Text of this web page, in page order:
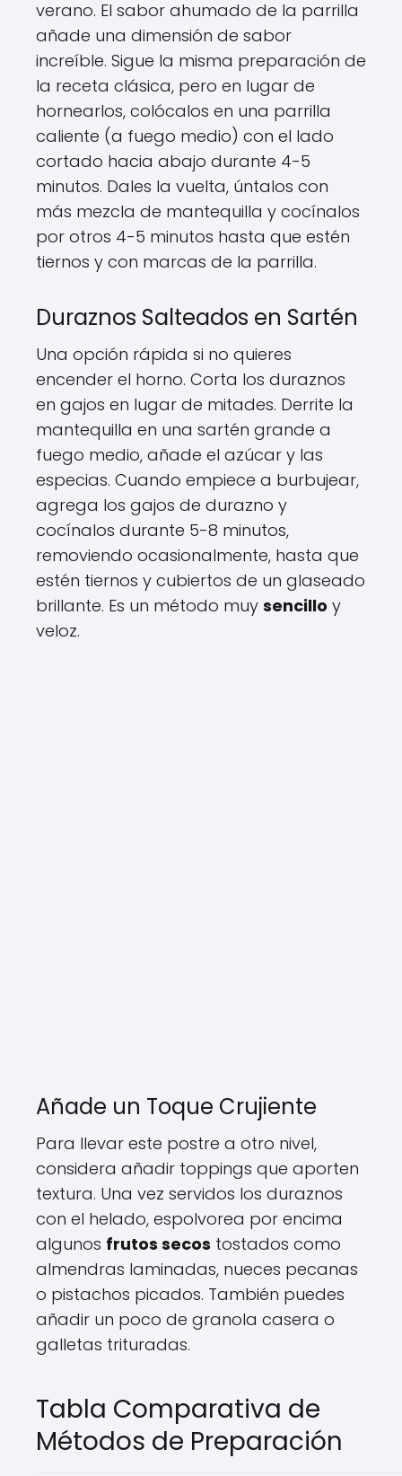
verano. El sabor ahumado de la parrilla
añade una dimensión de sabor
increíble. Sigue la misma preparación de
la receta clásica, pero en lugar de
hornearlos, colócalos en una parrilla
caliente (a fuego medio) con el lado
cortado hacia abajo durante 4-5
minutos. Dales la vuelta, úntalos con
más mezcla de mantequilla y cocínalos
por otros 4-5 minutos hasta que estén
tiernos y con marcas de la parrilla.
Duraznos Salteados en Sartén
Una opción rápida si no quieres
encender el horno. Corta los duraznos
en gajos en lugar de mitades. Derrite la
mantequilla en una sartén grande a
fuego medio, añade el azúcar y las
especias. Cuando empiece a burbujear,
agrega los gajos de durazno y
cocínalos durante 5-8 minutos,
removiendo ocasionalmente, hasta que
estén tiernos y cubiertos de un glaseado
brillante. Es un método muy sencillo y
veloz.
Añade un Toque Crujiente
Para llevar este postre a otro nivel,
considera añadir toppings que aporten
textura. Una vez servidos los duraznos
con el helado, espolvorea por encima
algunos frutos secos tostados como
almendras laminadas, nueces pecanas
o pistachos picados. También puedes
añadir un poco de granola casera o
galletas trituradas.
Tabla Comparativa de
Métodos de Preparación